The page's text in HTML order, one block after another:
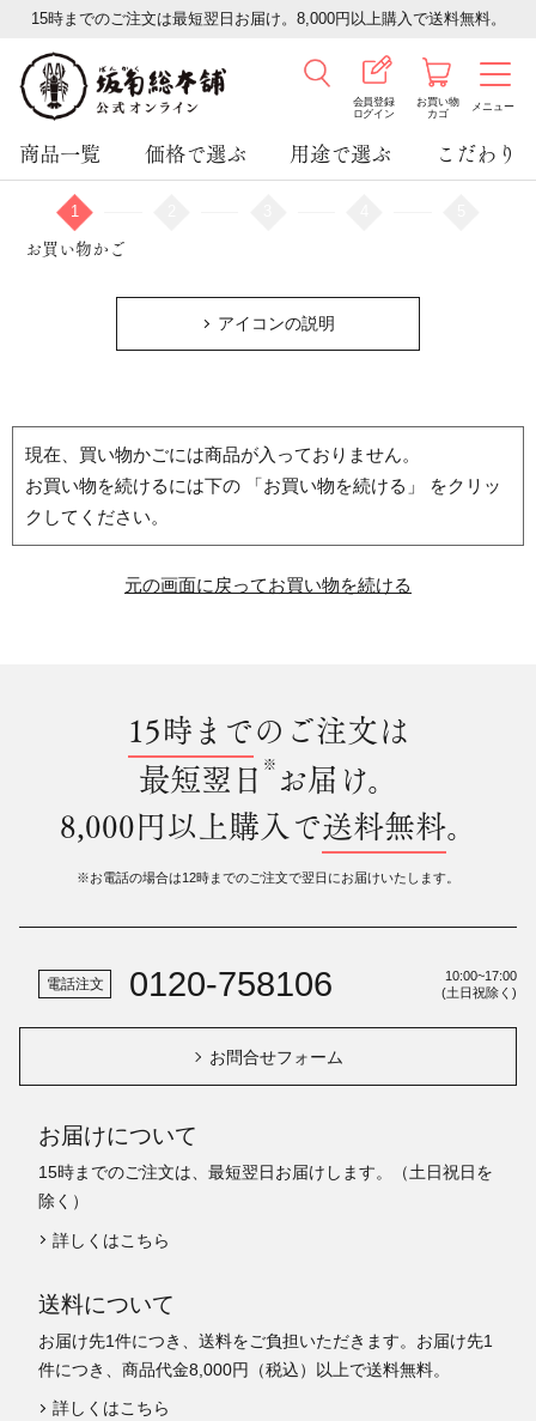
15時までのご注文は最短翌日お届け。8,000円以上購入で送料無料。
会員登録
ログイン
お買い物
カゴ
メニュー
商品一覧 価格で選ぶ 用途で選ぶ こだわり
1
お買い物かご
アイコンの説明
現在、買い物かごには商品が入っておりません。
お買い物を続けるには下の 「お買い物を続ける」 をクリッ
クしてください。
元の画面に戻ってお買い物を続ける
15時までのご注文は
最短翌日 ※ お届け。
8,000円以上購入で送料無料。
※お電話の場合は12時までのご注文で翌日にお届けいたします。
電話注文 0120-758106
10:00~17:00
(土日祝除く)
お問合せフォーム
お届けについて
15時までのご注文は、最短翌日お届けします。（土日祝日を
除く）
詳しくはこちら
送料について
お届け先1件につき、送料をご負担いただきます。お届け先1
件につき、商品代金8,000円（税込）以上で送料無料。
詳しくはこちら